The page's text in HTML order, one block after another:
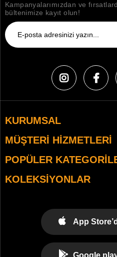
Kampanyalarımızdan ve
bültenimize kayıt olun!
KURUMSAL
MÜŞTERI HIZMETLERI
POPÜLER
KOLEKSIYONLAR
App
Google